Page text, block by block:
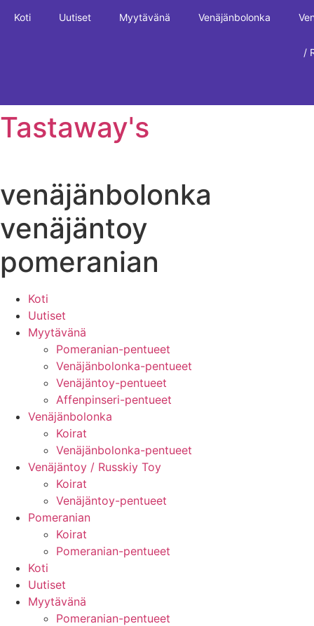
sisältöön
Koti Uutiset Myytävänä Venäjänbolonka
/
Tastaway's
venäjänbolonka
venäjäntoy
pomeranian
Koti
Uutiset
Myytävänä
Pomeranian-pentueet
Venäjänbolonka-pentueet
Venäjäntoy-pentueet
Affenpinseri-pentueet
Venäjänbolonka
Koirat
Venäjänbolonka-pentueet
Venäjäntoy / Russkiy Toy
Koirat
Venäjäntoy-pentueet
Pomeranian
Koirat
Pomeranian-pentueet
Koti
Uutiset
Myytävänä
Pomeranian-pentueet